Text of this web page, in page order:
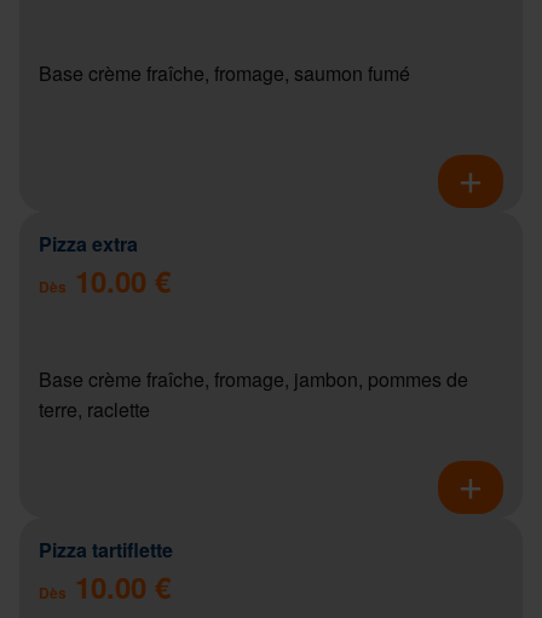
Base crème fraîche, fromage, saumon fumé
Pizza extra
Dès 10.00 €
Base crème fraîche, fromage, jambon, pommes de
terre, raclette
Pizza tartiflette
Dès 10.00 €